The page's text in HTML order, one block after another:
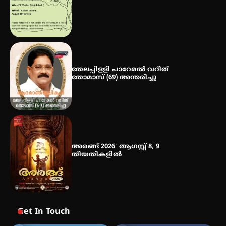
തേലപ്പിളളി പാറേമൽ വറീത്
തോമാസ് (69) അന്തരിച്ചു
അരങ്ങ് 2026′ ആഗസ്റ്റ് 8, 9
തീയതികളിൽ
Get In Touch